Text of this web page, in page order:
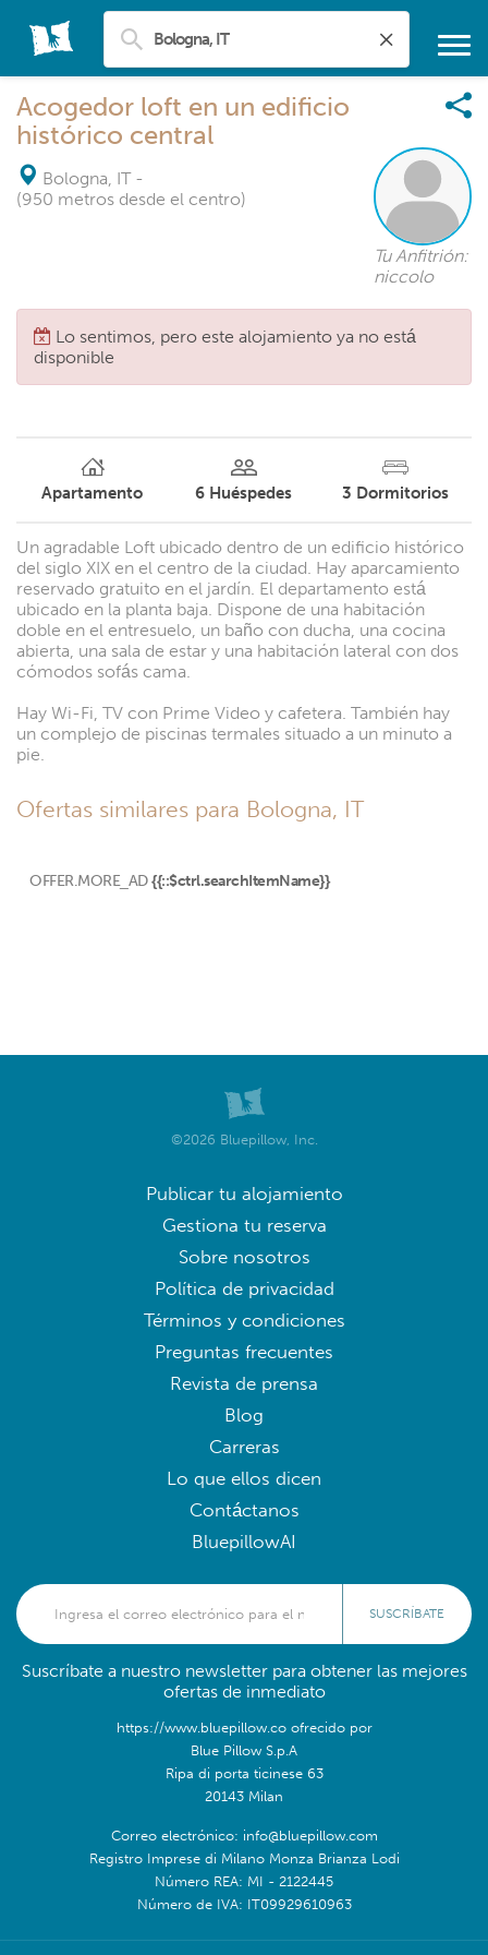
Acogedor loft en un edificio
histórico central
Bologna, IT -
(950 metros desde el centro)
Tu Anfitrión:
niccolo
Lo sentimos, pero este alojamiento ya no está
disponible
Apartamento 6 Huéspedes 3 Dormitorios
Un agradable Loft ubicado dentro de un edificio histórico
del siglo XIX en el centro de la ciudad. Hay aparcamiento
reservado gratuito en el jardín. El departamento está
ubicado en la planta baja. Dispone de una habitación
doble en el entresuelo, un baño con ducha, una cocina
abierta, una sala de estar y una habitación lateral con dos
cómodos sofás cama.
Hay Wi-Fi, TV con Prime Video y cafetera. También hay
un complejo de piscinas termales situado a un minuto a
pie.
Ofertas similares para Bologna, IT
OFFER.MORE_AD {{::$ctrl.searchItemName}}
©2026 Bluepillow, Inc.
Publicar tu alojamiento
Gestiona tu reserva
Sobre nosotros
Política de privacidad
Términos y condiciones
Preguntas frecuentes
Revista de prensa
Blog
Carreras
Lo que ellos dicen
Contáctanos
BluepillowAI
SUSCRÍBATE
Suscríbate a nuestro newsletter para obtener las mejores
ofertas de inmediato
https://www.bluepillow.co ofrecido por
Blue Pillow S.p.A
Ripa di porta ticinese 63
20143 Milan
Correo electrónico: info@bluepillow.com
Registro Imprese di Milano Monza Brianza Lodi
Número REA: MI - 2122445
Número de IVA: IT09929610963